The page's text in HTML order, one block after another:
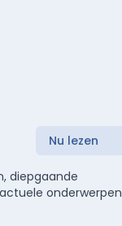
Nu lezen
diepgaande
onderwerpen